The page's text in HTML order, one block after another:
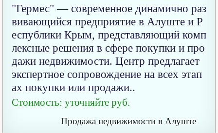
"Гермес" — современное динамично раз
вивающийся предприятие в Алуште и Р
еспублики Крым, представляющий комп
лексные решения в сфере покупки и про
дажи недвижимости. Центр предлагает
экспертное сопровождение на всех этап
ах покупки или продажи..
Стоимость: уточняйте руб.
Продажа недвижимости в Алуште